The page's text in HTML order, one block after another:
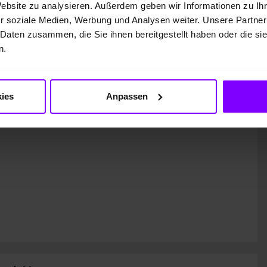
zu analysieren. Außerdem geben wir Informationen zu
soziale Medien, Werbung und Analysen weiter. Unsere
zusammen, die Sie ihnen bereitgestellt haben oder die
Anpassen
Auf Grundlage der CO
Emissionen (kombiniert)